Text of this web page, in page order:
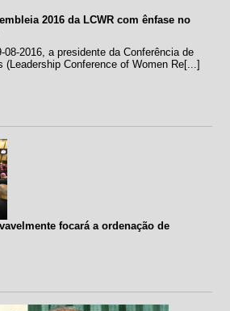
2016 da LCWR com ênfase no
08-2016, a presidente da Conferência de
(Leadership Conference of Women Re[...]
focará a ordenação de